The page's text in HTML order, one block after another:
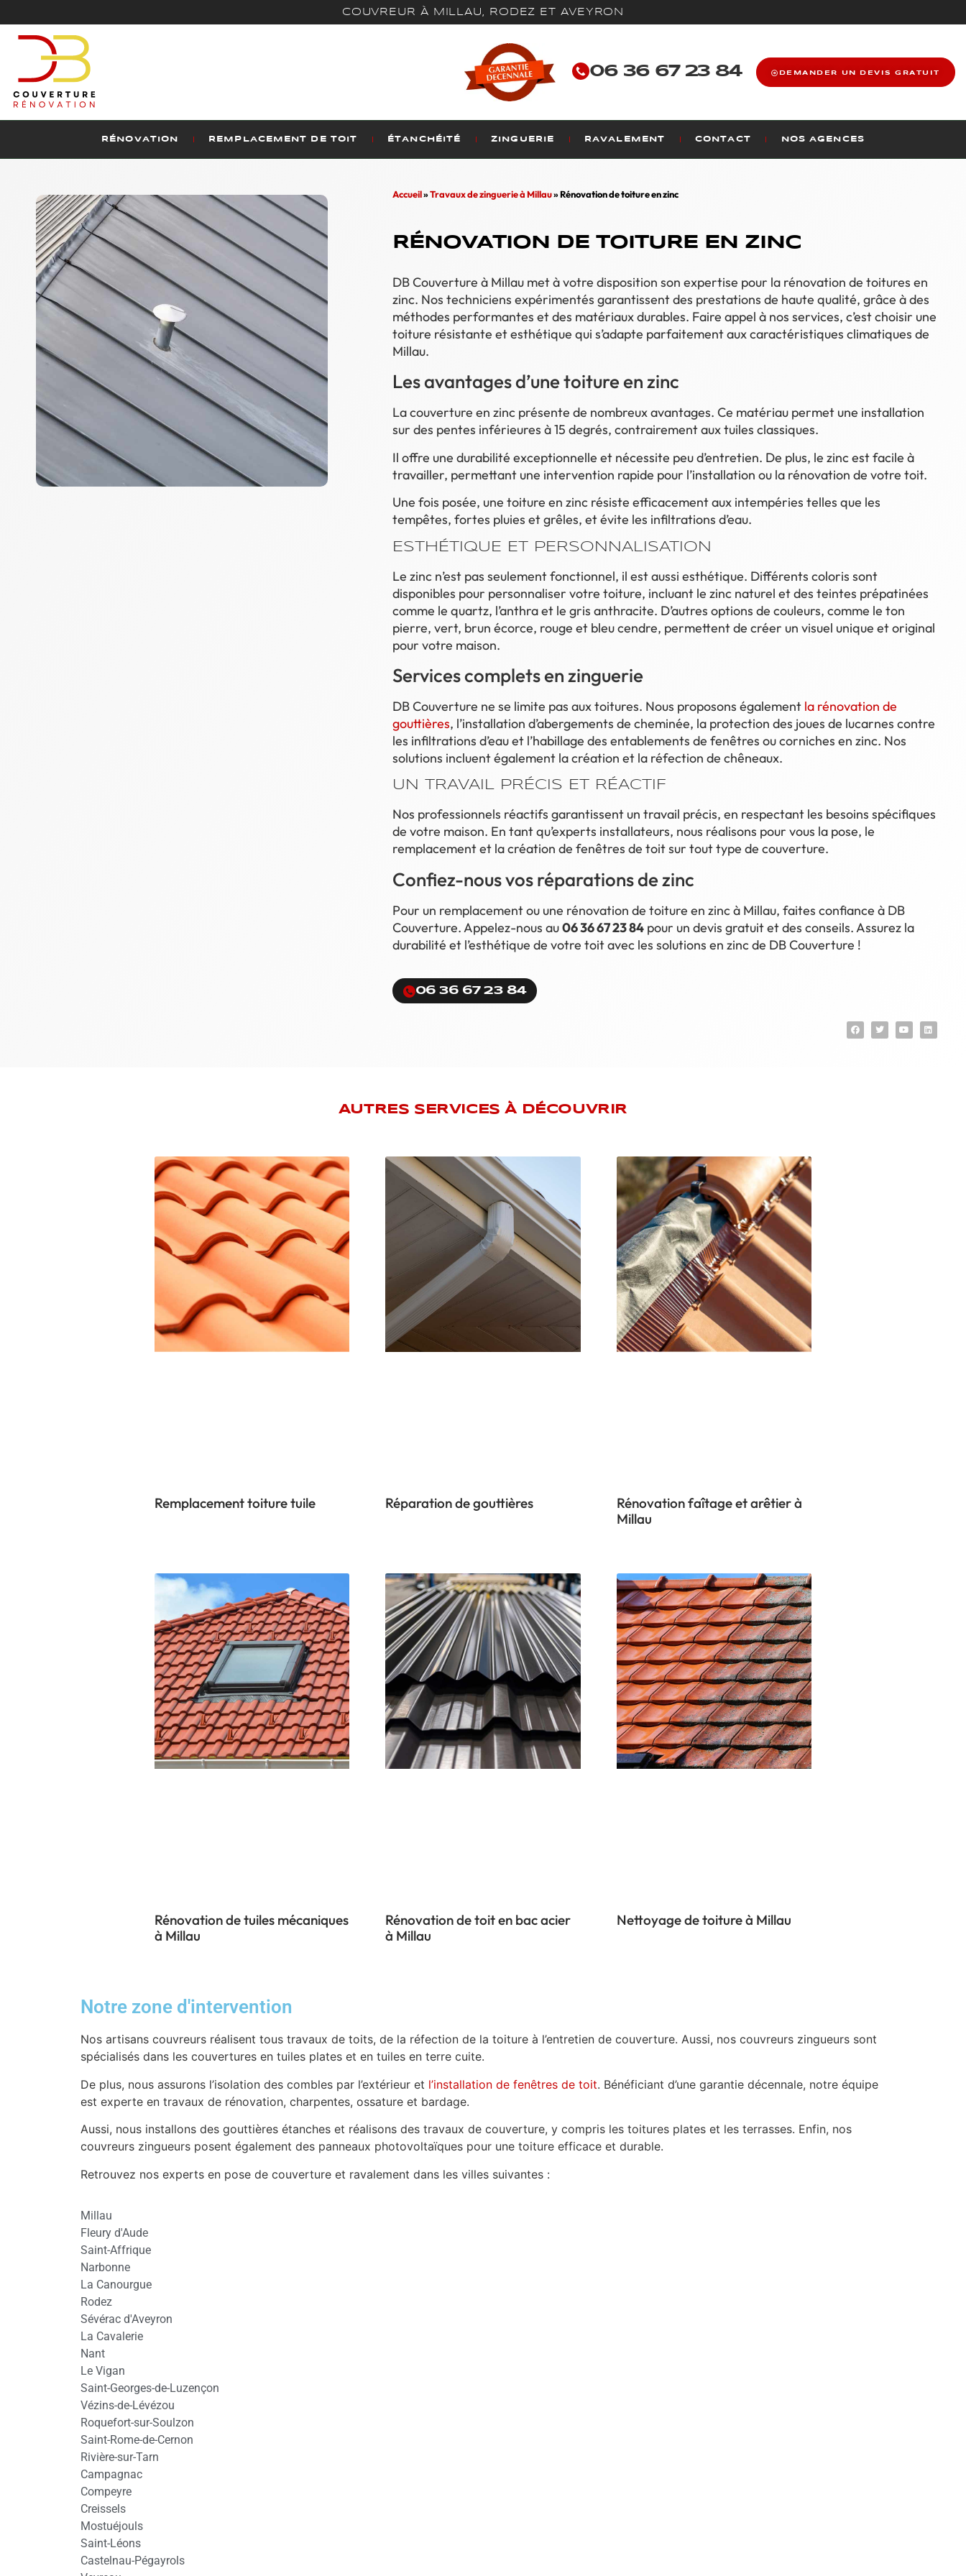
COUVREUR À MILLAU, RODEZ ET AVEYRON
06 36 67 23 84 DEMANDER UN DEVIS GRATUIT
RÉNOVATION REMPLACEMENT DE TOIT ÉTANCHÉITÉ ZINGUERIE RAVALEMENT CONTACT NOS AGENCES
Accueil»Travaux de zinguerie à Millau»Rénovation de toiture en zinc
RÉNOVATION DE TOITURE EN ZINC
DB Couverture à Millau met à votre disposition son expertise pour la rénovation de toitures en
zinc. Nos techniciens expérimentés garantissent des prestations de haute qualité, grâce à des
méthodes performantes et des matériaux durables. Faire appel à nos services, c’est choisir une
toiture résistante et esthétique qui s’adapte parfaitement aux caractéristiques climatiques de
Millau.
Les avantages d’une toiture en zinc
La couverture en zinc présente de nombreux avantages. Ce matériau permet une installation
sur des pentes inférieures à 15 degrés, contrairement aux tuiles classiques.
Il offre une durabilité exceptionnelle et nécessite peu d’entretien. De plus, le zinc est facile à
travailler, permettant une intervention rapide pour l’installation ou la rénovation de votre toit.
Une fois posée, une toiture en zinc résiste efficacement aux intempéries telles que les
tempêtes, fortes pluies et grêles, et évite les infiltrations d’eau.
ESTHÉTIQUE ET PERSONNALISATION
Le zinc n’est pas seulement fonctionnel, il est aussi esthétique. Différents coloris sont
disponibles pour personnaliser votre toiture, incluant le zinc naturel et des teintes prépatinées
comme le quartz, l’anthra et le gris anthracite. D’autres options de couleurs, comme le ton
pierre, vert, brun écorce, rouge et bleu cendre, permettent de créer un visuel unique et original
pour votre maison.
Services complets en zinguerie
DB Couverture ne se limite pas aux toitures. Nous proposons également la rénovation de
gouttières, l’installation d’abergements de cheminée, la protection des joues de lucarnes contre
les infiltrations d’eau et l’habillage des entablements de fenêtres ou corniches en zinc. Nos
solutions incluent également la création et la réfection de chêneaux.
UN TRAVAIL PRÉCIS ET RÉACTIF
Nos professionnels réactifs garantissent un travail précis, en respectant les besoins spécifiques
de votre maison. En tant qu’experts installateurs, nous réalisons pour vous la pose, le
remplacement et la création de fenêtres de toit sur tout type de couverture.
Confiez-nous vos réparations de zinc
Pour un remplacement ou une rénovation de toiture en zinc à Millau, faites confiance à DB
Couverture. Appelez-nous au06 36 67 23 84pour un devis gratuit et des conseils. Assurez la
durabilité et l’esthétique de votre toit avec les solutions en zinc de DB Couverture !
06 36 67 23 84
AUTRES SERVICES À DÉCOUVRIR
Remplacement toiture tuile Réparation de gouttières
Rénovation faîtage et arêtier à
Millau
Rénovation de tuiles mécaniques
à Millau
Rénovation de toit en bac acier
à Millau
Nettoyage de toiture à Millau
Notre zone d'intervention
Nos artisans couvreurs réalisent tous travaux de toits, de la réfection de la toiture à l’entretien de couverture. Aussi, nos couvreurs zingueurs sont
spécialisés dans les couvertures en tuiles plates et en tuiles en terre cuite.
De plus, nous assurons l’isolation des combles par l’extérieur et l’installation de fenêtres de toit. Bénéficiant d’une garantie décennale, notre équipe
est experte en travaux de rénovation, charpentes, ossature et bardage.
Aussi, nous installons des gouttières étanches et réalisons des travaux de couverture, y compris les toitures plates et les terrasses. Enfin, nos
couvreurs zingueurs posent également des panneaux photovoltaïques pour une toiture efficace et durable.
Retrouvez nos experts en pose de couverture et ravalement dans les villes suivantes :
Millau
Fleury d'Aude
Saint-Affrique
Narbonne
La Canourgue
Rodez
Sévérac d'Aveyron
La Cavalerie
Nant
Le Vigan
Saint-Georges-de-Luzençon
Vézins-de-Lévézou
Roquefort-sur-Soulzon
Saint-Rome-de-Cernon
Rivière-sur-Tarn
Campagnac
Compeyre
Creissels
Mostuéjouls
Saint-Léons
Castelnau-Pégayrols